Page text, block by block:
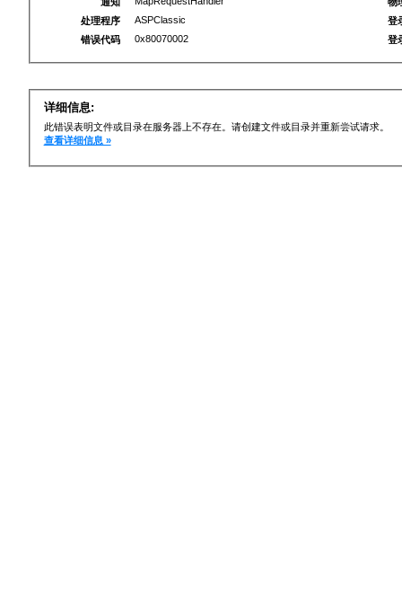
处理程序
ASPClassic
错误代码
0x80070002
登
登
详细信息:
此错误表明文件或目录在服务器上不存在。请创建文件或目录并重新尝试请求。
查看详细信息 »